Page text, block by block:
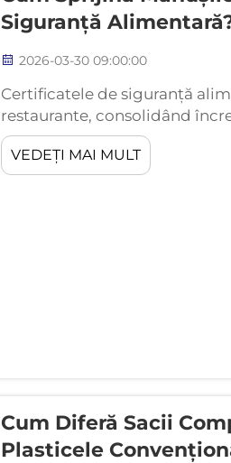
Siguranță
2026-03-30 09:00:00
Certificatele de siguranță
restaurante, consolidând
reglementările stricte privind
aceste certificate se numără
VEDEȚI MAI MULT
Cum Diferă Sacii
Plasticele